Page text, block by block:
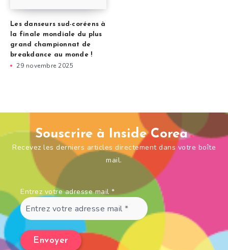
Les danseurs sud-coréens à
la finale mondiale du plus
grand championnat de
breakdance au monde !
29 novembre 2025
Souscrire à Inside Corea
Recevez les derniers articles directement dans votre boîte
mail.
Entrez votre adresse mail *